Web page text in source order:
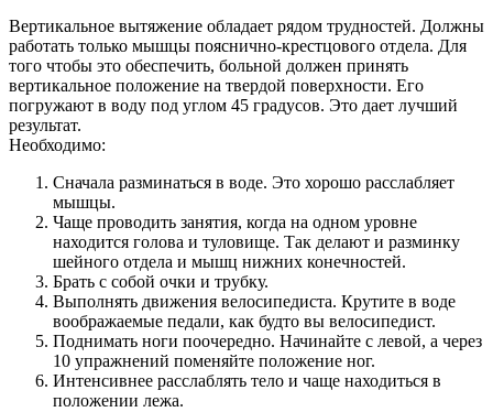
Вертикальное вытяжение обладает рядом трудностей. Должны
работать только мышцы пояснично-крестцового отдела. Для
того чтобы это обеспечить, больной должен принять
вертикальное положение на твердой поверхности. Его
погружают в воду под углом 45 градусов. Это дает лучший
результат.
Необходимо:
Сначала разминаться в воде. Это хорошо расслабляет
мышцы.
Чаще проводить занятия, когда на одном уровне
находится голова и туловище. Так делают и разминку
шейного отдела и мышц нижних конечностей.
Брать с собой очки и трубку.
Выполнять движения велосипедиста. Крутите в воде
воображаемые педали, как будто вы велосипедист.
Поднимать ноги поочередно. Начинайте с левой, а через
10 упражнений поменяйте положение ног.
Интенсивнее расслаблять тело и чаще находиться в
положении лежа.